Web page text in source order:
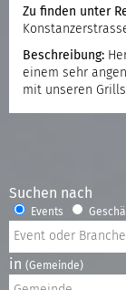
Zu finden unter
Beschreibung:
einem sehr
mit unseren
Suchen nach
Events
in (Gemeinde)